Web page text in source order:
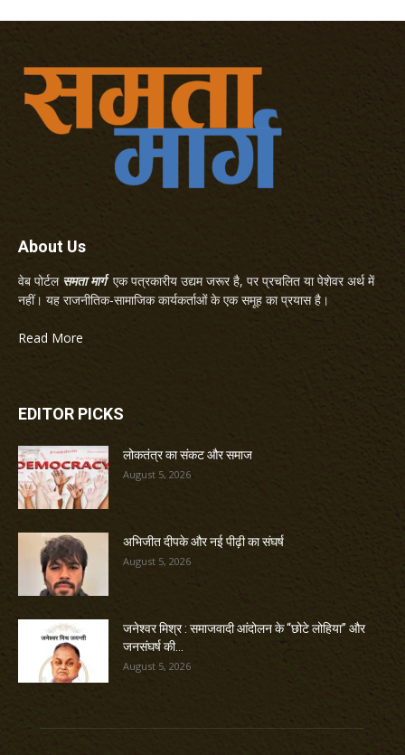
About Us
वेब पोर्टल समता मार्गएक पत्रकारीय उद्यम जरूर है, पर प्रचलित या पेशेवर अर्थ में
नहीं। यह राजनीतिक-सामाजिक कार्यकर्ताओं के एक समूह का प्रयास है।
Read More
EDITOR PICKS
लोकतंत्र का संकट और समाज
August 5, 2026
अभिजीत दीपके और नई पीढ़ी का संघर्ष
August 5, 2026
जनेश्वर मिश्र : समाजवादी आंदोलन के “छोटे लोहिया” और
जनसंघर्ष की...
August 5, 2026